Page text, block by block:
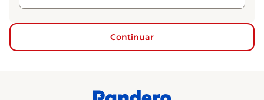
Continuar